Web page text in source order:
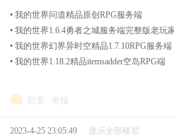
• 我的世界问道精品原创RPG服务端
• 我的世界1.6.4勇者之城服务端完整版老玩
• 我的世界幻界异时空精品1.7.10RPG服务端
• 我的世界1.18.2精品itemsadder空岛RPG端
回复 举报
2023-4-25 23:05:49 显示全部楼层